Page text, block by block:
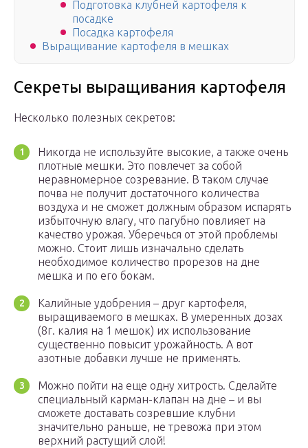
Подготовка клубней картофеля к
посадке
Посадка картофеля
Выращивание картофеля в мешках
Секреты выращивания картофеля
Несколько полезных секретов:
Никогда не используйте высокие, а также очень
плотные мешки. Это повлечет за собой
неравномерное созревание. В таком случае
почва не получит достаточного количества
воздуха и не сможет должным образом испарять
избыточную влагу, что пагубно повлияет на
качество урожая. Уберечься от этой проблемы
можно. Стоит лишь изначально сделать
необходимое количество прорезов на дне
мешка и по его бокам.
Калийные удобрения – друг картофеля,
выращиваемого в мешках. В умеренных дозах
(8г. калия на 1 мешок) их использование
существенно повысит урожайность. А вот
азотные добавки лучше не применять.
Можно пойти на еще одну хитрость. Сделайте
специальный карман-клапан на дне – и вы
сможете доставать созревшие клубни
значительно раньше, не тревожа при этом
верхний растущий слой!